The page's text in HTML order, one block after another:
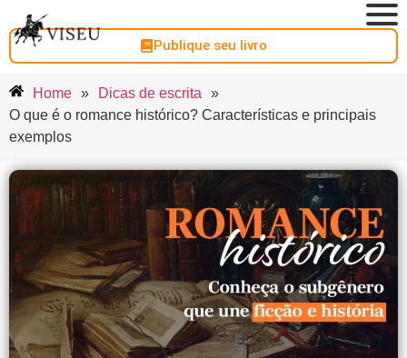
Publique seu livro
Home » Dicas de escrita
»
O que é o romance histórico? Características e principais
exemplos